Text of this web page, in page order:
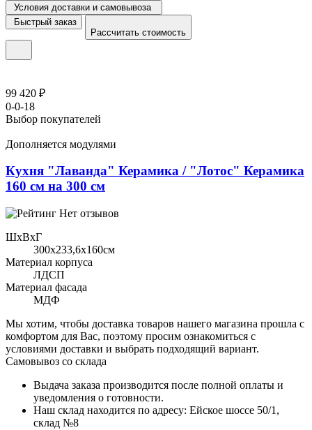
Условия доставки и самовывоза
Быстрый заказ
Рассчитать стоимость
99 420 ₽
0-0-18
Выбор покупателей
Дополняется модулями
Кухня "Лаванда" Керамика / "Лотос" Керамика
160 см на 300 см
Нет отзывов
ШхВхГ
300x233,6х160см
Материал корпуса
ЛДСП
Материал фасада
МДФ
Мы хотим, чтобы доставка товаров нашего магазина прошла с
комфортом для Вас, поэтому просим ознакомиться с
условиями доставки и выбрать подходящий вариант.
Самовывоз со склада
Выдача заказа производится после полной оплаты и
уведомления о готовности.
Наш склад находится по адресу: Ейское шоссе 50/1,
склад №8